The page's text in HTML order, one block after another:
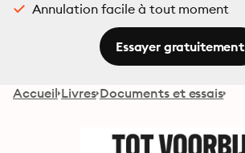
Annulation facile à tout moment
Essayer gratuitement
Accueil Livres Documents et essais